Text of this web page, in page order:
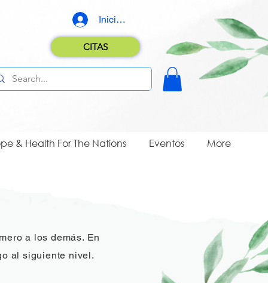
Iniciar sesión
CITAS
a los demás. En
al siguiente nivel.
& Health For The Nations Eventos More